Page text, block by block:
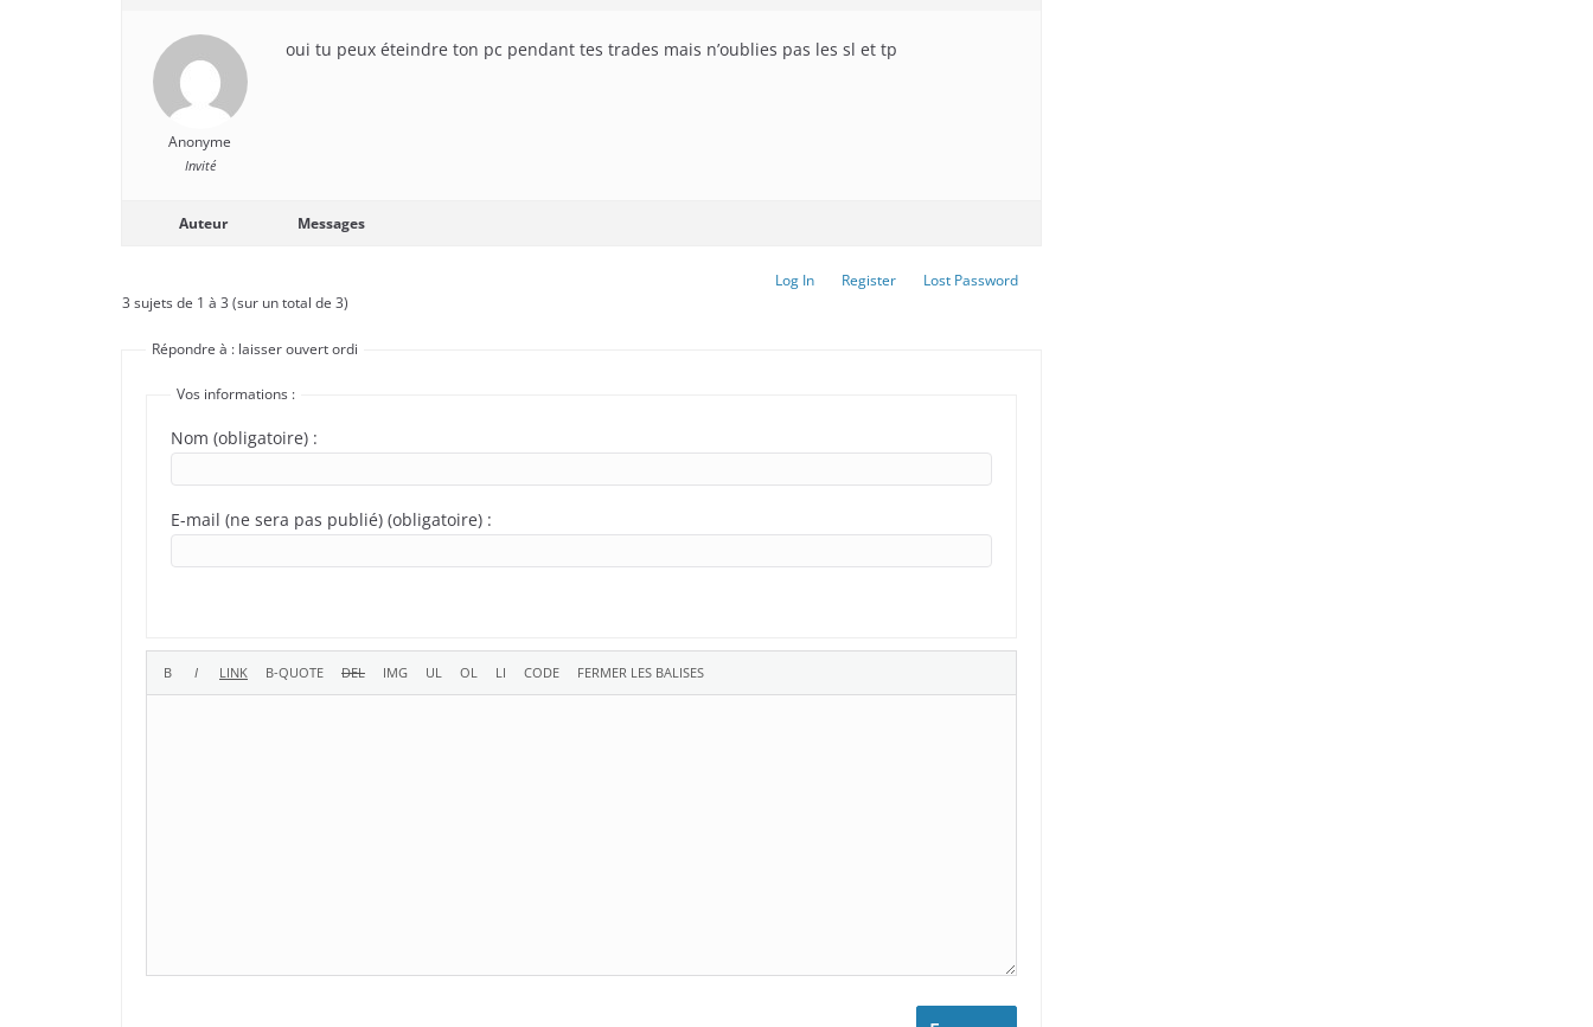
Anonyme
Invité
oui tu peux éteindre ton pc pendant tes trades mais n’oublies pas les sl et tp
Auteur Messages
Log In Register
Lost Password
3 sujets de 1 à 3 (sur un total de 3)
Répondre à : laisser ouvert ordi
Vos informations :
Nom (obligatoire) :
E-mail (ne sera pas publié) (obligatoire) :